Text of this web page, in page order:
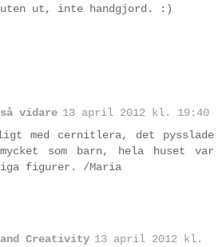
ut, inte handgjord. :)
vidare 13 april 2012 kl. 19:40
med cernitlera, det pysslade
som barn, hela huset var
figurer. /Maria
Creativity 13 april 2012 kl.